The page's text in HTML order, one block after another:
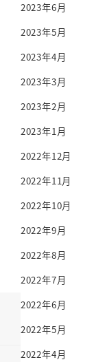
2023年6月
2023年5月
2023年4月
2023年3月
2023年2月
2023年1月
2022年12月
2022年11月
2022年10月
2022年9月
2022年8月
2022年7月
2022年6月
2022年5月
2022年4月